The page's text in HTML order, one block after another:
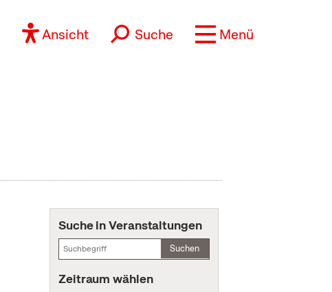
Ansicht Suche Menü
Suche in Veranstaltungen
Suchen
Zeitraum wählen